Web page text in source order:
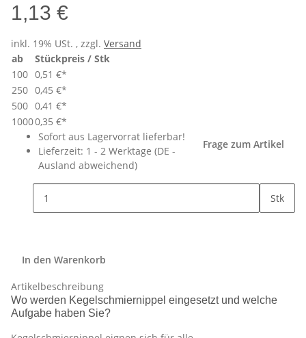
1,13 €
inkl. 19% USt. , zzgl. Versand
ab
Stückpreis / Stk
100 0,51 €*
250 0,45 €*
500 0,41 €*
10000,35 €*
Sofort aus Lagervorrat lieferbar!
Lieferzeit: 1 - 2 Werktage (DE -
Ausland abweichend)
Frage zum Artikel
Stk
In den Warenkorb
Artikelbeschreibung
Wo werden Kegelschmiernippel eingesetzt und welche
Aufgabe haben Sie?